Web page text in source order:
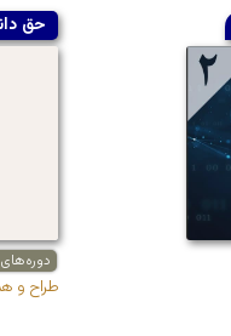
حق
طراح و